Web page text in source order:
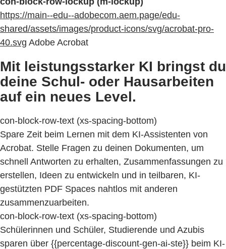
https://main--edu--adobecom.aem.page/edu-
shared/assets/images/product-icons/svg/acrobat-pro-
40.svg Adobe Acrobat
Mit leistungsstarker KI bringst du
deine Schul- oder Hausarbeiten
auf ein neues Level.
con-block-row-text (xs-spacing-bottom)
Spare Zeit beim Lernen mit dem KI-Assistenten von
Acrobat. Stelle Fragen zu deinen Dokumenten, um
schnell Antworten zu erhalten, Zusammenfassungen zu
erstellen, Ideen zu entwickeln und in teilbaren, KI-
gestützten PDF Spaces nahtlos mit anderen
zusammenzuarbeiten.
con-block-row-text (xs-spacing-bottom)
Schülerinnen und Schüler, Studierende und Azubis
sparen über {{percentage-discount-gen-ai-ste}} beim KI-